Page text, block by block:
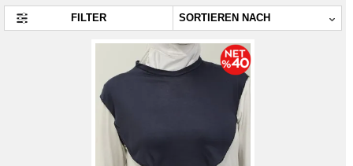
FILTER